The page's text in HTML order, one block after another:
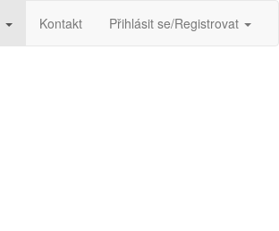
Přihlásit se/Registrovat
Kontakt